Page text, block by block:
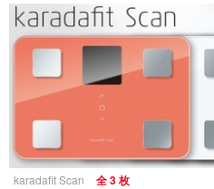
karadafit Scan 全 3 枚